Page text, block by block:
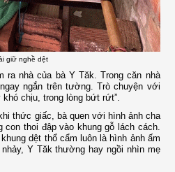
giữ nghề dệt
ra nhà của bà Y Tăk. Trong căn nhà
ngắn trên tường. Trò chuyện với
chịu, trong lòng bứt rứt”.
thức giấc, bà quen với hình ảnh cha
thoi đập vào khung gỗ lách cách.
dệt thổ cẩm luôn là hình ảnh ấm
Y Tăk thường hay ngồi nhìn mẹ